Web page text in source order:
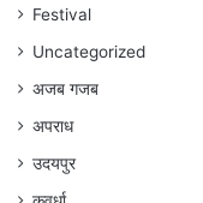
गौरहाFestival
Uncategorized
अजब गजब
अपराध
उदयपुर